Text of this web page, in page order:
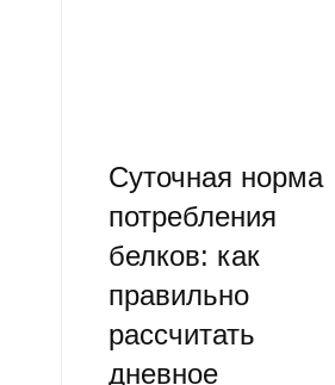
Суточная норма
потребления
белков: как
правильно
рассчитать
дневное